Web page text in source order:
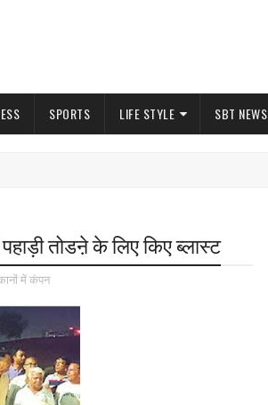
SPORTS LIFE STYLE SBT NEWS
तोडऩे के लिए किए ब्लास्ट
में कंपन